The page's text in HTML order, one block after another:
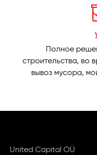
Полное
строительства, во
вывоз мусора,
United Capital OÜ